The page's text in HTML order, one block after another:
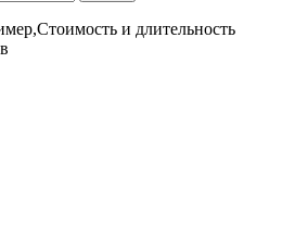
Стоимость и длительность